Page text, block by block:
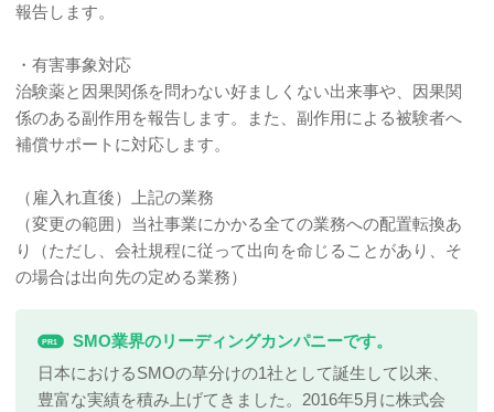
報告します。
・有害事象対応
治験薬と因果関係を問わない好ましくない出来事や、因果関
係のある副作用を報告します。また、副作用による被験者へ
補償サポートに対応します。
（雇入れ直後）上記の業務
（変更の範囲）当社事業にかかる全ての業務への配置転換あ
り（ただし、会社規程に従って出向を命じることがあり、そ
の場合は出向先の定める業務）
PR1
SMO業界のリーディングカンパニーです。
日本におけるSMOの草分けの1社として誕生して以来、
豊富な実績を積み上げてきました。2016年5月に株式会